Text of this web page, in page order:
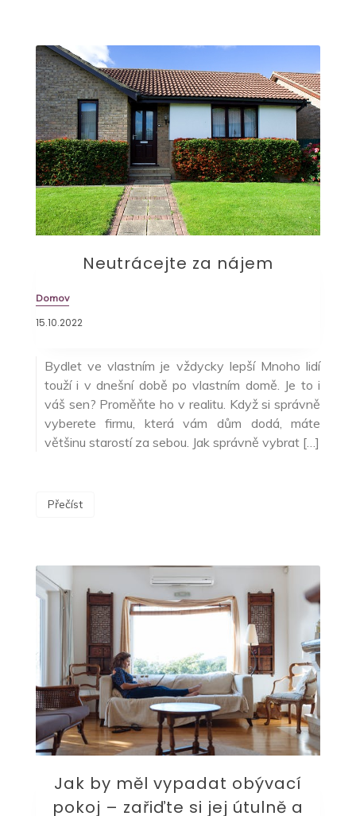
Neutrácejte za nájem
Domov
15.10.2022
Bydlet ve vlastním je vždycky lepší Mnoho lidí
touží i v dnešní době po vlastním domě. Je to i
váš sen? Proměňte ho v realitu. Když si správně
vyberete firmu, která vám dům dodá, máte
většinu starostí za sebou. Jak správně vybrat […]
Přečíst
Jak by měl vypadat obývací
pokoj – zařiďte si jej útulně a